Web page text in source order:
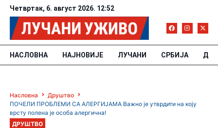
Четвртак, 6. август 2026. 12:52
НАСЛОВНА НАЈНОВИЈЕ ЛУЧАНИ СРБИЈА
Насловна
Друштво
ПОЧЕЛИ ПРОБЛЕМИ СА АЛЕРГИЈАМА Важно је утврдити на коју
врсту полена је особа алергична!
ДРУШТВО